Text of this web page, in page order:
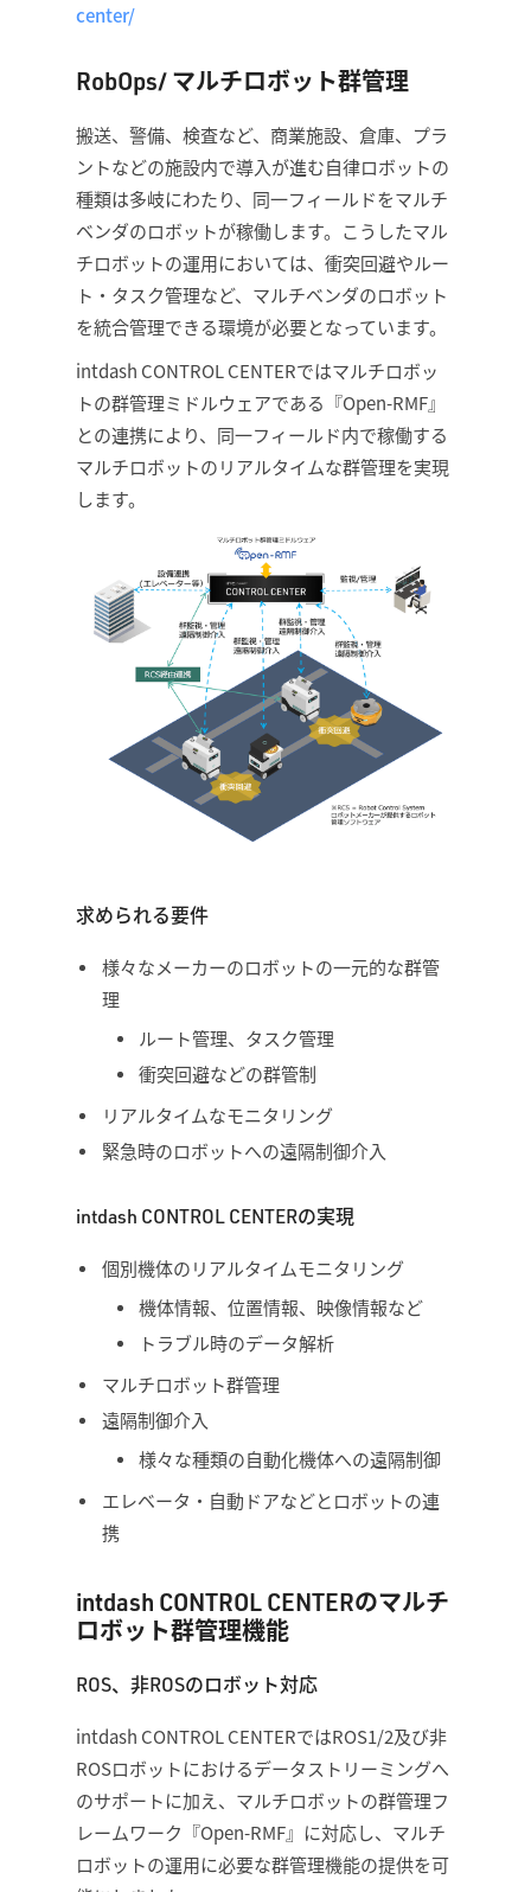
center/
RobOps/ マルチロボット群管理
搬送、警備、検査など、商業施設、倉庫、プラ
ントなどの施設内で導入が進む自律ロボットの
種類は多岐にわたり、同一フィールドをマルチ
ベンダのロボットが稼働します。こうしたマル
チロボットの運用においては、衝突回避やルー
ト・タスク管理など、マルチベンダのロボット
を統合管理できる環境が必要となっています。
intdash CONTROL CENTERではマルチロボッ
トの群管理ミドルウェアである『Open-RMF』
との連携により、同一フィールド内で稼働する
マルチロボットのリアルタイムな群管理を実現
します。
求められる要件
様々なメーカーのロボットの一元的な群管
理
ルート管理、タスク管理
衝突回避などの群管制
リアルタイムなモニタリング
緊急時のロボットへの遠隔制御介入
intdash CONTROL CENTERの実現
個別機体のリアルタイムモニタリング
機体情報、位置情報、映像情報など
トラブル時のデータ解析
マルチロボット群管理
遠隔制御介入
様々な種類の自動化機体への遠隔制御
エレベータ・自動ドアなどとロボットの連
携
intdash CONTROL CENTERのマルチ
ロボット群管理機能
ROS、非ROSのロボット対応
intdash CONTROL CENTERではROS1/2及び非
ROSロボットにおけるデータストリーミングへ
のサポートに加え、マルチロボットの群管理フ
レームワーク『Open-RMF』に対応し、マルチ
ロボットの運用に必要な群管理機能の提供を可